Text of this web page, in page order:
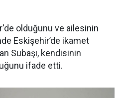
olduğunu ve ailesinin
Eskişehir’de ikamet
Subaşı, kendisinin
ifade etti.